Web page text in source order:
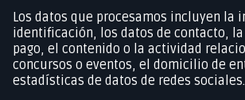
Los datos que procesamos incluyen la
identificación, los datos de contacto,
pago, el contenido o la actividad
concursos o eventos, el domicilio de
estadísticas de datos de redes sociales.